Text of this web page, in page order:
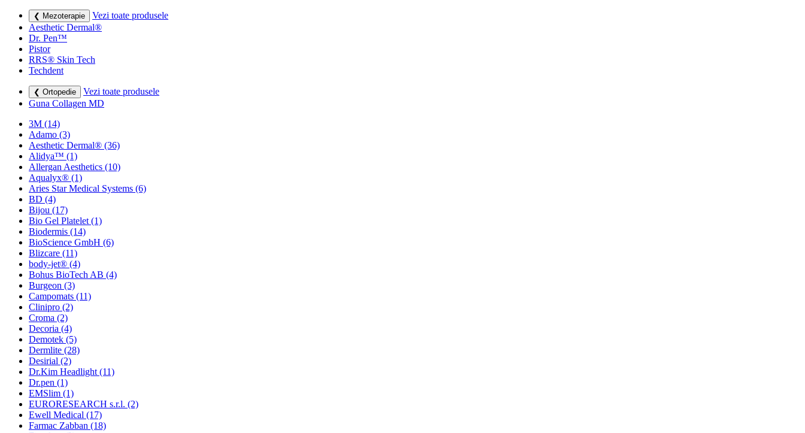
❮ Mezoterapie
Vezi toate produsele
Aesthetic Dermal®
Dr. Pen™
Pistor
RRS® Skin Tech
Techdent
❮ Ortopedie
Vezi toate produsele
Guna Collagen MD
3M (14)
Adamo (3)
Aesthetic Dermal® (36)
Alidya™ (1)
Allergan Aesthetics (10)
Aqualyx® (1)
Aries Star Medical Systems (6)
BD (4)
Bijou (17)
Bio Gel Platelet (1)
Biodermis (14)
BioScience GmbH (6)
Blizcare (11)
body-jet® (4)
Bohus BioTech AB (4)
Burgeon (3)
Campomats (11)
Clinipro (2)
Croma (2)
Decoria (4)
Demotek (5)
Dermlite (28)
Desirial (2)
Dr.Kim Headlight (11)
Dr.pen (1)
EMSlim (1)
EURORESEARCH s.r.l. (2)
Ewell Medical (17)
Farmac Zabban (18)